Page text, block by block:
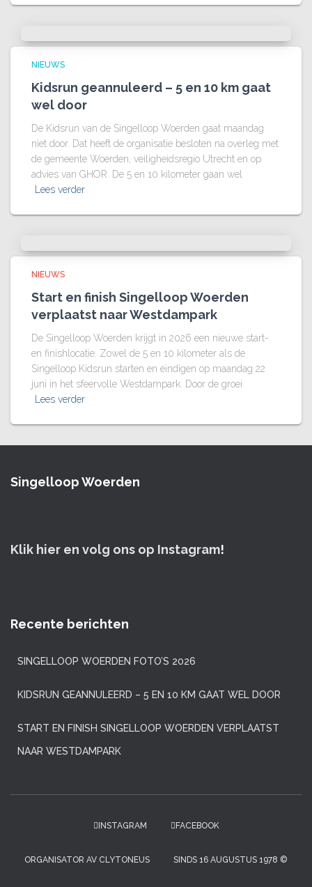
NIEUWS
Kidsrun geannuleerd – 5 en 10 km gaat
wel door
De Kidsrun van de Singelloop Woerden gaat maandag
niet door. Dat heeft de organisatie besloten na overleg met
de gemeente Woerden, veiligheidsregio Utrecht en op
advies van GHOR. De 5 en 10 kilometer gaan wel
Lees verder
NIEUWS
Start en finish Singelloop Woerden
verplaatst naar Westdampark
De Singelloop Woerden krijgt in 2026 een nieuwe start-
en finishlocatie. Zowel de 5 en 10 kilometer als de
Singelloop Kidsrun starten en eindigen op maandag 22
juni in het sfeervolle Westdampark. Door de groei
Lees verder
Singelloop Woerden
Klik hier en volg ons op Instagram!
Recente berichten
SINGELLOOP WOERDEN FOTO’S 2026
KIDSRUN GEANNULEERD – 5 EN 10 KM GAAT WEL DOOR
START EN FINISH SINGELLOOP WOERDEN VERPLAATST
NAAR WESTDAMPARK
INSTAGRAM FACEBOOK
ORGANISATOR AV CLYTONEUS SINDS 16 AUGUSTUS 1978 ©